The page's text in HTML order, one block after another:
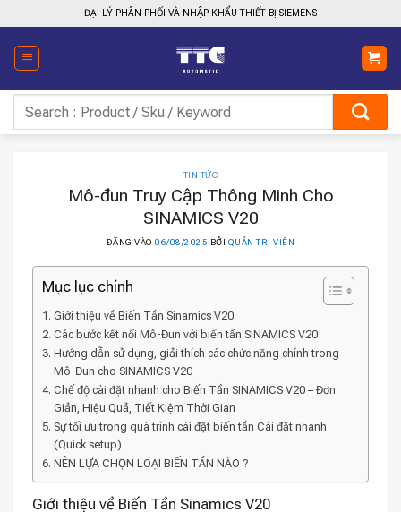
qua
nội
dung
ĐẠI LÝ PHÂN PHỐI VÀ NHẬP KHẨU THIẾT BỊ SIEMENS
kiếm:
TIN TỨC
Mô-đun Truy Cập Thông Minh Cho
SINAMICS V20
ĐĂNG VÀO06/08/2025 BỞI QUẢN TRỊ VIÊN
Mục lục chính
Giới thiệu về Biến Tần Sinamics V20
Các bước kết nối Mô-Đun với biến tần SINAMICS V20
Hướng dẫn sử dụng, giải thích các chức năng chính trong
Mô-Đun cho SINAMICS V20
Chế độ cài đặt nhanh cho Biến Tần SINAMICS V20 – Đơn
Giản, Hiệu Quả, Tiết Kiệm Thời Gian
Sự tối ưu trong quá trình cài đặt biến tần Cài đặt nhanh
(Quick setup)
NÊN LỰA CHỌN LOẠI BIẾN TẦN NÀO ?
Giới thiệu về Biến Tần Sinamics V20